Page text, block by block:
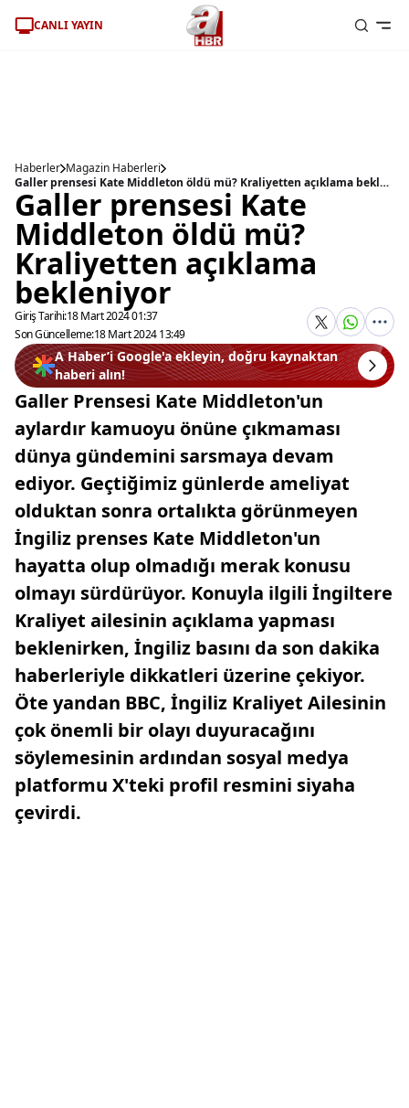
CANLI YAYIN
Haberler Magazin Haberleri
Galler prensesi Kate Middleton öldü mü? Kraliyetten açıklama bekleniyor
Galler prensesi Kate
Middleton öldü mü?
Kraliyetten açıklama
bekleniyor
Giriş Tarihi:18 Mart 2024 01:37
Son Güncelleme:18 Mart 2024 13:49
A Haber’i Google'a ekleyin, doğru kaynaktan
haberi alın!
Galler Prensesi Kate Middleton'un
aylardır kamuoyu önüne çıkmaması
dünya gündemini sarsmaya devam
ediyor. Geçtiğimiz günlerde ameliyat
olduktan sonra ortalıkta görünmeyen
İngiliz prenses Kate Middleton'un
hayatta olup olmadığı merak konusu
olmayı sürdürüyor. Konuyla ilgili İngiltere
Kraliyet ailesinin açıklama yapması
beklenirken, İngiliz basını da son dakika
haberleriyle dikkatleri üzerine çekiyor.
Öte yandan BBC, İngiliz Kraliyet Ailesinin
çok önemli bir olayı duyuracağını
söylemesinin ardından sosyal medya
platformu X'teki profil resmini siyaha
çevirdi.